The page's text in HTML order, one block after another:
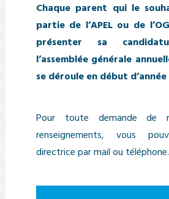
Chaque parent qui le
partie de l’APEL ou de
présenter sa
l’assemblée générale
se déroule en début
Pour toute demande de
renseignements, vous
directrice par mail ou téléphone.